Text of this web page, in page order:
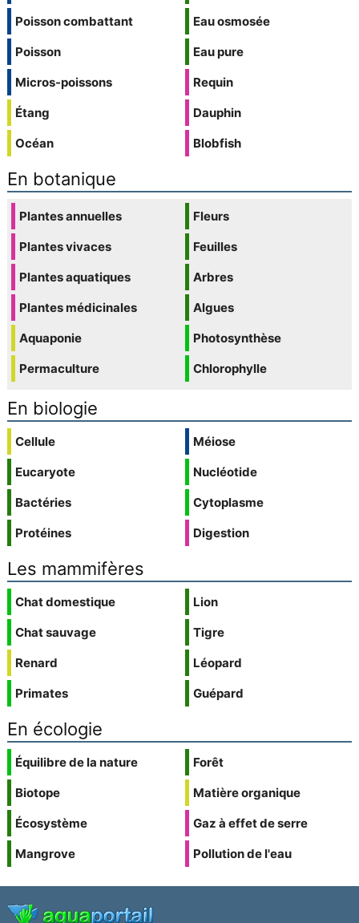
Poisson combattant
Poisson
Micros-poissons
Étang
Océan
Eau osmosée
Eau pure
Requin
Dauphin
Blobfish
En botanique
Plantes annuelles
Plantes vivaces
Plantes aquatiques
Plantes médicinales
Aquaponie
Permaculture
Fleurs
Feuilles
Arbres
Algues
Photosynthèse
Chlorophylle
En biologie
Cellule
Eucaryote
Bactéries
Protéines
Méiose
Nucléotide
Cytoplasme
Digestion
Les mammifères
Chat domestique
Chat sauvage
Renard
Primates
Lion
Tigre
Léopard
Guépard
En écologie
Équilibre de la nature
Biotope
Écosystème
Mangrove
Forêt
Matière organique
Gaz à effet de serre
Pollution de l'eau